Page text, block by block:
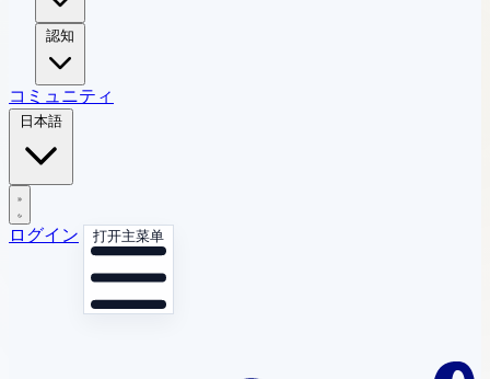
認知
コミュニティ
日本語
ログイン 打开主菜单